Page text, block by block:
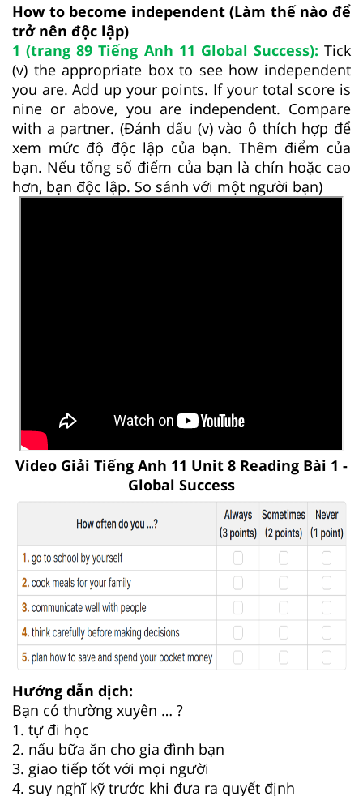
How to become independent (Làm thế nào để
trở nên độc lập)
1 (trang 89 Tiếng Anh 11 Global Success): Tick
(v) the appropriate box to see how independent
you are. Add up your points. If your total score is
nine or above, you are independent. Compare
with a partner. (Đánh dấu (v) vào ô thích hợp để
xem mức độ độc lập của bạn. Thêm điểm của
bạn. Nếu tổng số điểm của bạn là chín hoặc cao
hơn, bạn độc lập. So sánh với một người bạn)
Video Giải Tiếng Anh 11 Unit 8 Reading Bài 1 -
Global Success
Hướng dẫn dịch:
Bạn có thường xuyên … ?
1. tự đi học
2. nấu bữa ăn cho gia đình bạn
3. giao tiếp tốt với mọi người
4. suy nghĩ kỹ trước khi đưa ra quyết định